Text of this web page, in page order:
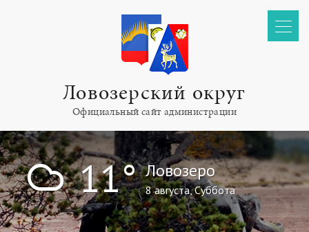
Ловозерский округ
Официальный сайт администрации
! 11° Ловозеро
8 августа, Суббота